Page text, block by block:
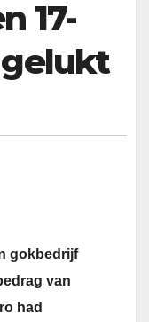
17-
gokbedrijf
van
had